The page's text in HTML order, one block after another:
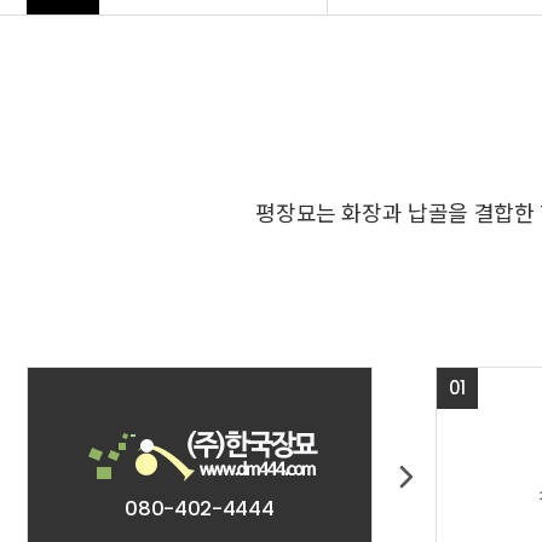
평장묘는 화장과 납골을 결합
080-402-4444
01